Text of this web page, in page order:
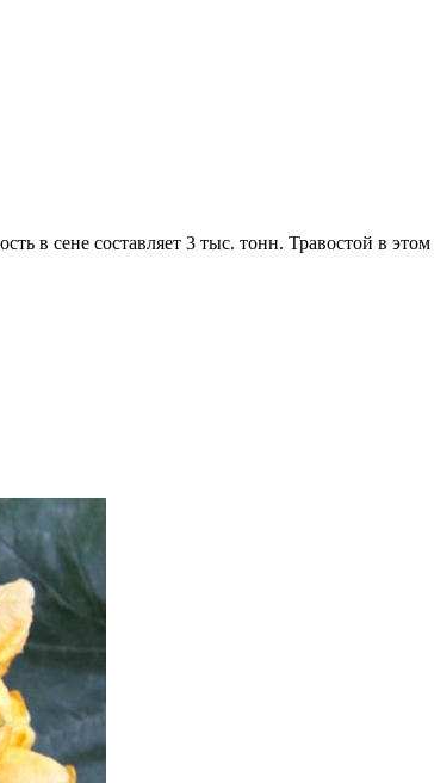
в сене составляет 3 тыс. тонн. Травостой в